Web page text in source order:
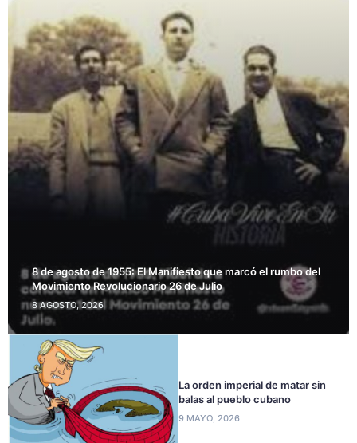
8 de agosto de 1955: El Manifiesto que marcó el rumbo del
Movimiento Revolucionario 26 de Julio
8 AGOSTO, 2026
La orden imperial de matar sin
balas al pueblo cubano
9 MAYO, 2026